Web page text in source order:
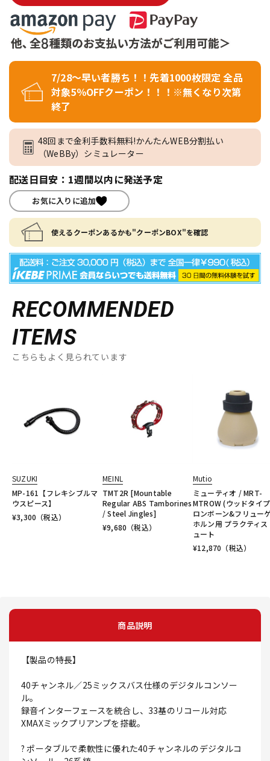
7/28～早い者勝ち！！先着1000枚限定 全品
対象5％OFFクーポン！！！※無くなり次第
終了
48回まで金利手数料無料!かんたんWEB分割払い
（WeBBy）シミュレーター
配送日目安：1週間以内に発送予定
お気に入りに追加
使えるクーポンあるかも"クーポンBOX"を確認
RECOMMENDED
ITEMS
こちらもよく見られています
SUZUKI
MP-161【フレキシブルマ
ウスピース】
¥3,300 （税込）
MEINL
TMT2R [Mountable
Regular ABS Tamborines
/ Steel Jingles]
¥9,680 （税込）
Mutio
ミューティオ / MRT-
MTROW (ウッドタイ
ロンボーン&フリュー
ホルン用 プラクティス
ュート
¥12,870 （税込）
商品説明
【製品の特長】
40チャンネル／25ミックスバス仕様のデジタルコンソー
ル。
録音インターフェースを統合し、33基のリコール対応
XMAXミックプリアンプを搭載。
? ポータブルで柔軟性に優れた40チャンネルのデジタルコ